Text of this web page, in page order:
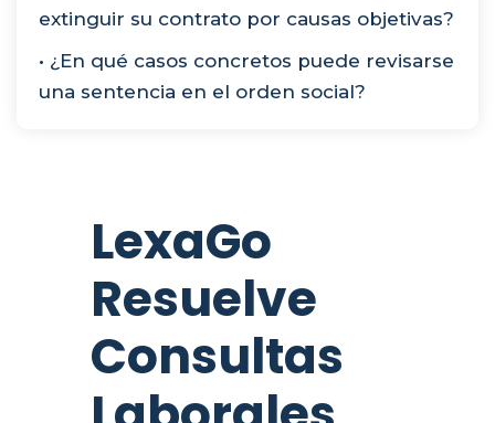
extinguir su contrato por causas objetivas?
• ¿En qué casos concretos puede revisarse
una sentencia en el orden social?
LexaGo
Resuelve
Consultas